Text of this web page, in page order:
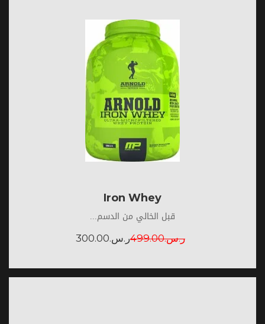
Iron Whey
قبل الخالي من الدسم...
ر.س.499.00ر.س.300.00